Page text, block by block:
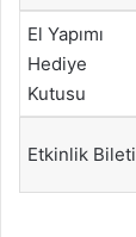
El Yapımı
Hediye
Kutusu
Etkinlik Bileti